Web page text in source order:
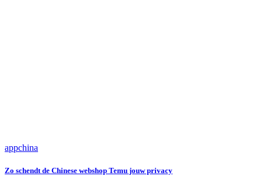
appchina
Zo schendt de Chinese webshop Temu jouw privacy